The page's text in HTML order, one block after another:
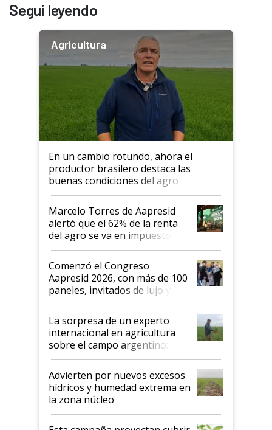
Seguí leyendo
Agricultura
En un cambio rotundo, ahora el
productor brasilero destaca las
buenas condiciones del agro
argentino para invertir: "Los veo
más motivados"
Marcelo Torres de Aapresid
alertó que el 62% de la renta
del agro se va en impuestos:
"No es bueno que en
Argentina se sigan discutiendo
las mismas cosas de hace 50
años"
Comenzó el Congreso
Aapresid 2026, con más de 100
paneles, invitados de lujo y
todas las tendencias
La sorpresa de un experto
internacional en agricultura
sobre el campo argentino:
"Estoy muy impresionado"
Advierten por nuevos excesos
hídricos y humedad extrema en
la zona núcleo